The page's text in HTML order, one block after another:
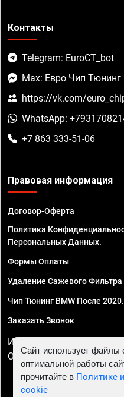
Контакты
Telegram: EuroCT_bot
Max: Евро Чип Тюнинг
https://vk.com/
WhatsApp:
+7 863 333-51-06
Правовая информация
Договор-Оферта
Политика
Персональных Данных.
Формы Оплаты
Удаление Сажевого
Чип Тюнинг BMW После
Заказать Звонок
ИП Смирнов Георгий
ОГРНИП
Сайт использует
оптимальной работы
прочитайте в Политике
cookie